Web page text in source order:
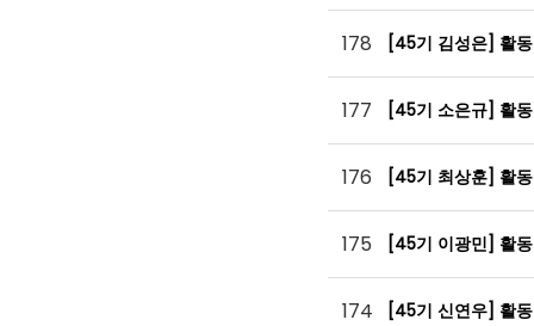
178 [45기 김성은] 활
177 [45기 소은규] 활
176 [45기 최상훈] 활
175 [45기 이광민] 활
174 [45기 신연우] 활